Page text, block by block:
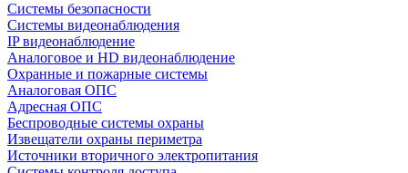
Системы безопасности
Системы видеонаблюдения
IP видеонаблюдение
Аналоговое и HD видеонаблюдение
Охранные и пожарные системы
Аналоговая ОПС
Адресная ОПС
Беспроводные системы охраны
Извещатели охраны периметра
Источники вторичного электропитания